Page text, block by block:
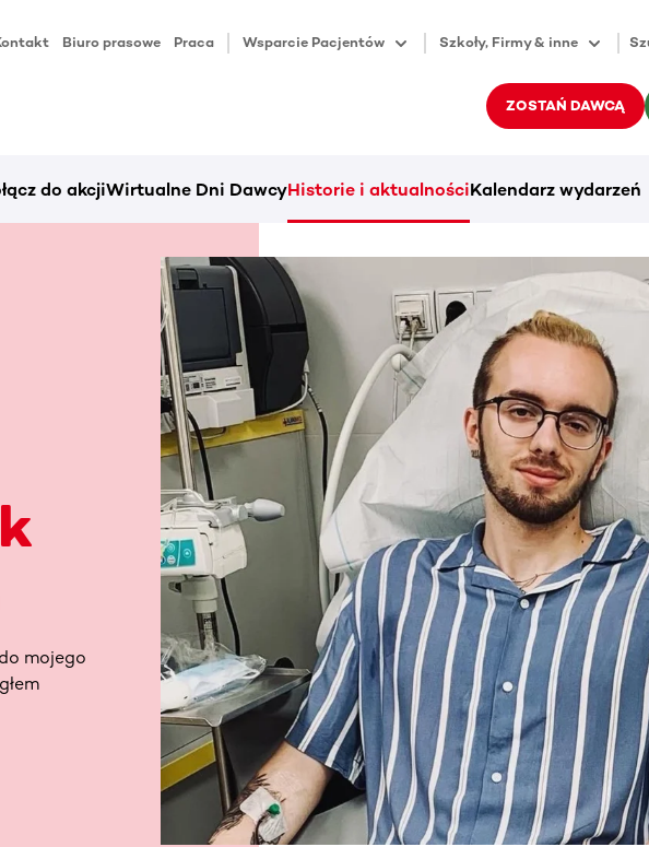
Biuro prasowe Praca Wsparcie Pacjentów Szkoły, Firmy & inne
ZOSTAŃ DAWCĄ
do akcjiWirtualne Dni DawcyHistorie i aktualnościKalendarz wydarzeń
mojego